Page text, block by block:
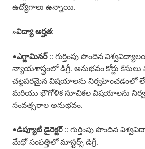
ఉద్యోగాలు ఉన్నాయి.
»విద్యా అర్హత:
•ఎగ్జామినర్:: గుర్తింపు పొందిన
న్యాయశాస్త్రంలో డిగ్రీ. అనుభవం కోర్టు
చట్టపరమైన విషయాలను నిర్వహించడంలో
మరియు భౌగోళిక సూచికల విషయాలను
సంవత్సరాల అనుభవం.
•డిప్యూటీ డైరెక్టర్:: గుర్తింపు పొందిన
మేధో సంపత్తిలో మాస్టర్స్ డిగ్రీ.